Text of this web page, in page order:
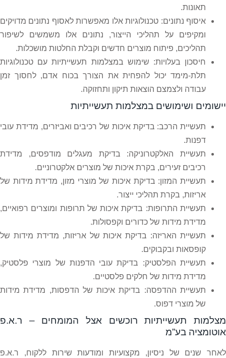
תאונות.
איסוף נתונים: טכנולוגיות אלו מאפשרות לאסוף נתונים מדויקים
ומקיפים על תהליכי הייצור, נתונים אלו משמשים לשיפור
תהליכים, פיתוח מוצרים חדשים וקבלת החלטות מושכלות.
חיסכון בעלויות: שימוש במצלמות תעשייתיות עם טכנולוגיות
תלת-מימד יכול להפחית את הצורך בכוח אדם, לחסוך זמן
עבודה ולצמצם הוצאות תיקון ותחזוקה.
יישומים ושימושים במצלמות תעשייתיות
תעשיית הרכב: בדיקת איכות של רכיבים ואביזרים, מדידת עובי
דפנות.
תעשיית האלקטרוניקה: בדיקת מעגלים מודפסים, מדידת
רכיבים זעירים, בקרת איכות של מוצרים אלקטרוניים.
תעשיית המזון: בדיקת איכות של מוצרי מזון, מדידת מידות של
אריזות, בקרת תהליכי ייצור.
תעשיית התרופות: בדיקת איכות של תרופות ומוצרים רפואיים,
מדידת מידות של כדורים וקפסולות.
תעשיית האריזה: בדיקת איכות של אריזות, מדידת מידות של
קופסאות ובקבוקים.
תעשיית הפלסטיק: בדיקת עובי הדפנות של מוצרי פלסטיק,
מדידת מידות של חלקים פלסטיים.
תעשיית ההדפסה: בדיקת איכות של הדפסות, מדידת מידות
של מוצרי דפוס.
מצלמות תעשייתיות רוכשים אצל המומחים – ר.א.פ
אוטומציה בע”מ
לאחר שנים של ניסיון, מקצועיות ומודעות שירות ללקוח, ר.א.פ